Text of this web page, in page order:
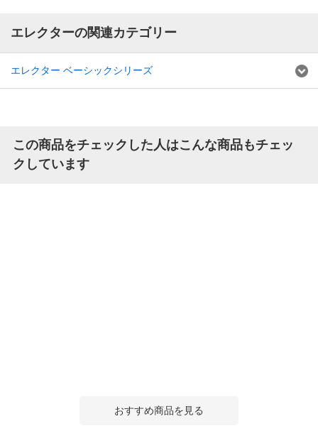
エレクターの関連カテゴリー
エレクター ベーシックシリーズ
この商品をチェックした人はこんな商品もチェッ
クしています
おすすめ商品を見る